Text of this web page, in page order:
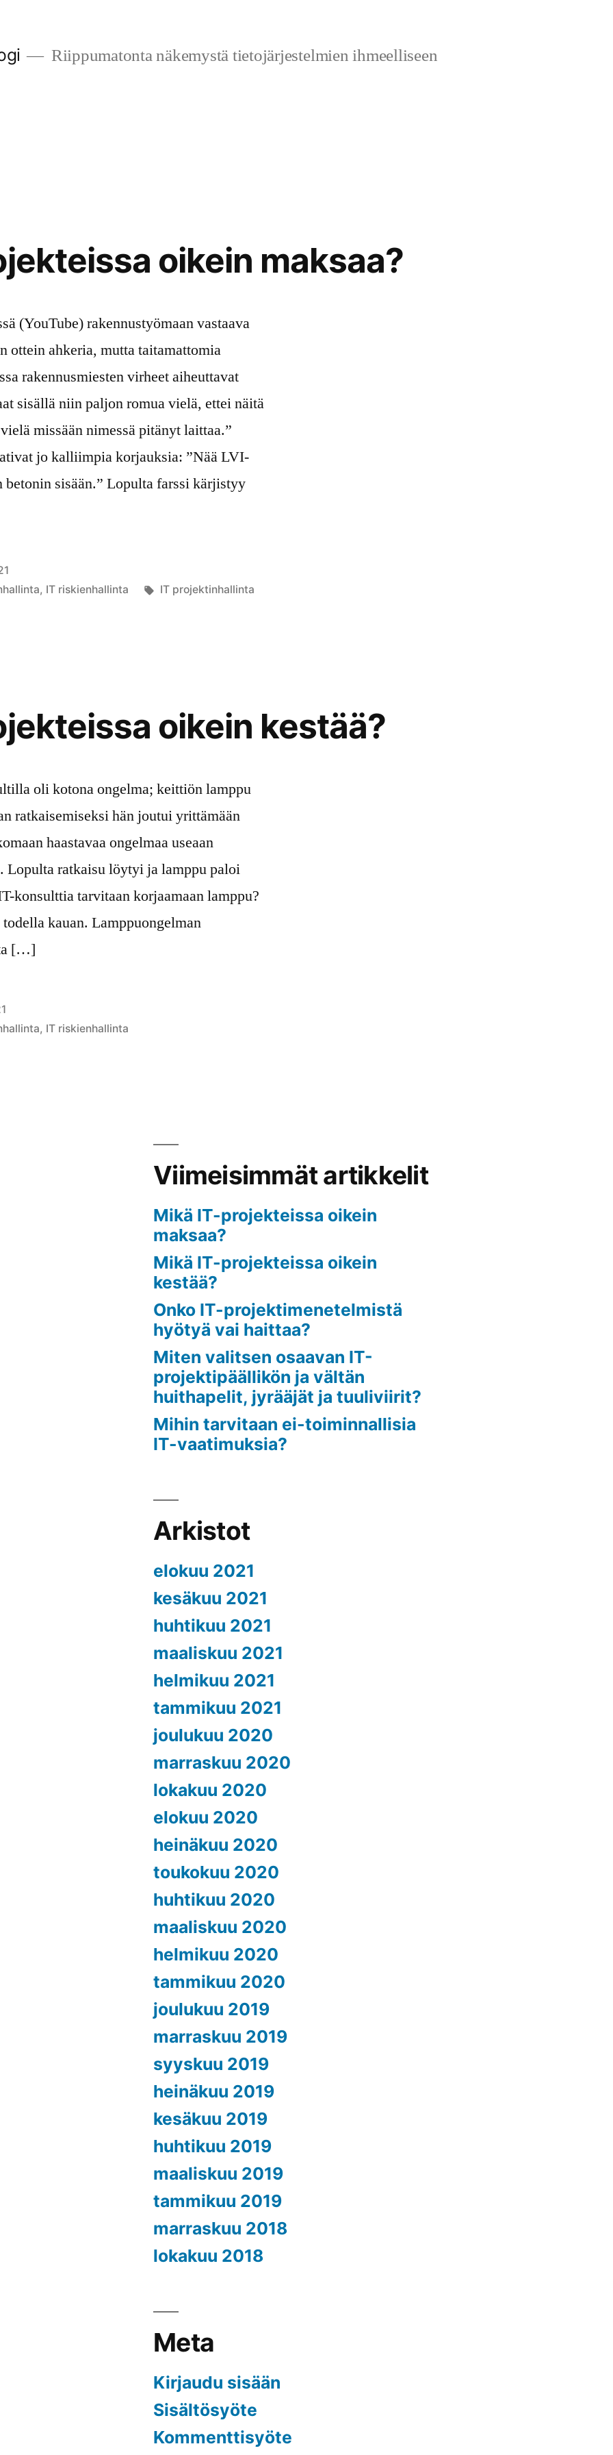
Riippumatonta näkemystä tietojärjestelmien ihmeelliseen
oikein maksaa?
(YouTube) rakennustyömaan vastaava
ottein ahkeria, mutta taitamattomia
rakennusmiesten virheet aiheuttavat
sisällä niin paljon romua vielä, ettei näitä
missään nimessä pitänyt laittaa.”
jo kalliimpia korjauksia: ”Nää LVI-
sisään.” Lopulta farssi kärjistyy
, IT riskienhallinta Avainsanat:
IT projektinhallinta
oikein kestää?
oli kotona ongelma; keittiön lamppu
ratkaisemiseksi hän joutui yrittämään
haastavaa ongelmaa useaan
Lopulta ratkaisu löytyi ja lamppu paloi
konsulttia tarvitaan korjaamaan lamppu?
kauan. Lamppuongelman
[…]
, IT riskienhallinta
Viimeisimmät artikkelit
Mikä IT-projekteissa oikein
maksaa?
Mikä IT-projekteissa oikein
kestää?
Onko IT-projektimenetelmistä
hyötyä vai haittaa?
Miten valitsen osaavan IT-
projektipäällikön ja vältän
huithapelit, jyrääjät ja tuuliviirit?
Mihin tarvitaan ei-toiminnallisia
IT-vaatimuksia?
Arkistot
elokuu 2021
kesäkuu 2021
huhtikuu 2021
maaliskuu 2021
helmikuu 2021
tammikuu 2021
joulukuu 2020
marraskuu 2020
lokakuu 2020
elokuu 2020
heinäkuu 2020
toukokuu 2020
huhtikuu 2020
maaliskuu 2020
helmikuu 2020
tammikuu 2020
joulukuu 2019
marraskuu 2019
syyskuu 2019
heinäkuu 2019
kesäkuu 2019
huhtikuu 2019
maaliskuu 2019
tammikuu 2019
marraskuu 2018
lokakuu 2018
Meta
Kirjaudu sisään
Sisältösyöte
Kommenttisyöte